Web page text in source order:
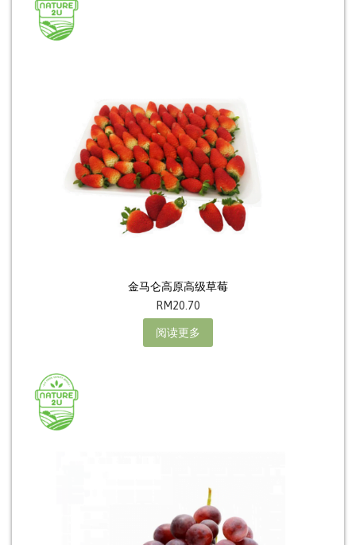
金马仑高原高级草莓
RM20.70
阅读更多